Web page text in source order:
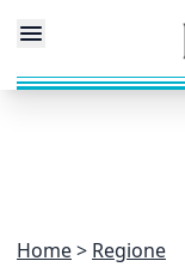
Home Regione